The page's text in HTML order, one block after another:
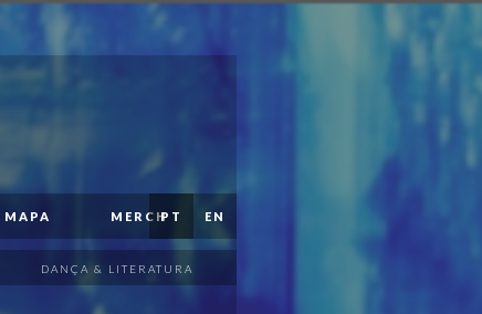
MAPA MERCHPT EN
DANÇA & LITERATURA